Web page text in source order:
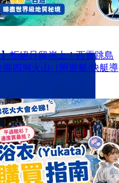
拒絕只留岸上！西貢跳島
園四洞火山（附遊艇/快艇導